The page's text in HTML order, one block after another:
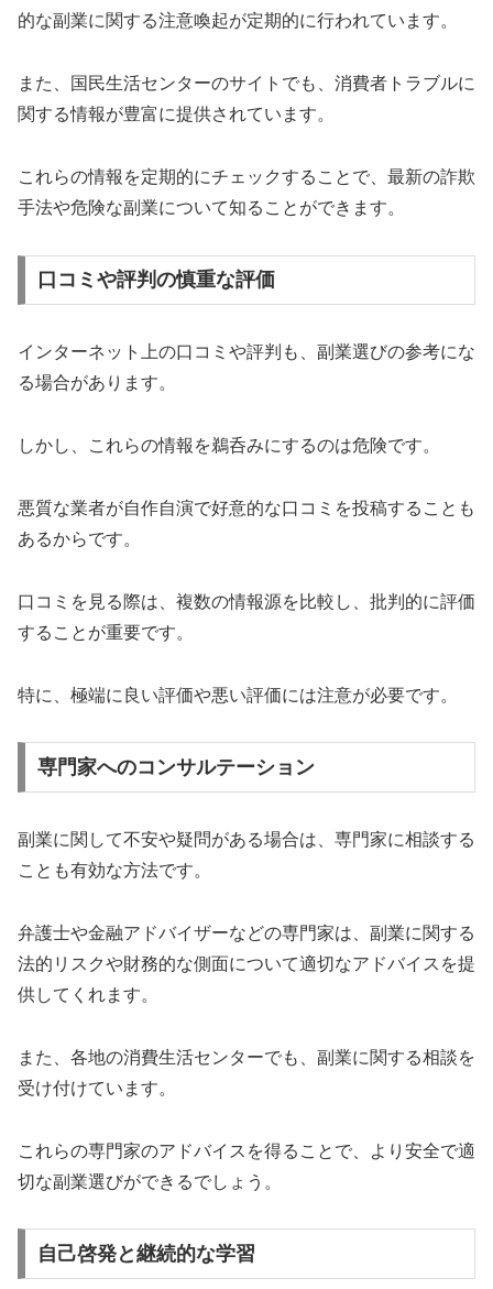
的な副業に関する注意喚起が定期的に行われています。
また、国民生活センターのサイトでも、消費者トラブルに
関する情報が豊富に提供されています。
これらの情報を定期的にチェックすることで、最新の詐欺
手法や危険な副業について知ることができます。
口コミや評判の慎重な評価
インターネット上の口コミや評判も、副業選びの参考にな
る場合があります。
しかし、これらの情報を鵜呑みにするのは危険です。
悪質な業者が自作自演で好意的な口コミを投稿することも
あるからです。
口コミを見る際は、複数の情報源を比較し、批判的に評価
することが重要です。
特に、極端に良い評価や悪い評価には注意が必要です。
専門家へのコンサルテーション
副業に関して不安や疑問がある場合は、専門家に相談する
ことも有効な方法です。
弁護士や金融アドバイザーなどの専門家は、副業に関する
法的リスクや財務的な側面について適切なアドバイスを提
供してくれます。
また、各地の消費生活センターでも、副業に関する相談を
受け付けています。
これらの専門家のアドバイスを得ることで、より安全で適
切な副業選びができるでしょう。
自己啓発と継続的な学習